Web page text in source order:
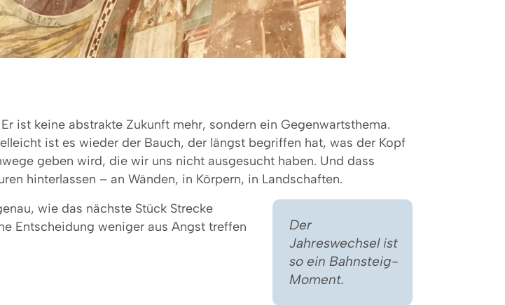
ist keine abstrakte Zukunft mehr, sondern ein Gegenwartsthema.
ist es wieder der Bauch, der längst begriffen hat, was der Kopf
geben wird, die wir uns nicht ausgesucht haben. Und dass
hinterlassen – an Wänden, in Körpern, in Landschaften.
Der
Jahreswechsel ist
so ein Bahnsteig-
Moment.
wie das nächste Stück Strecke
Entscheidung weniger aus Angst treffen